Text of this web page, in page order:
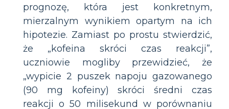
prognozę, która jest konkretnym,
mierzalnym wynikiem opartym na ich
hipotezie. Zamiast po prostu stwierdzić,
że „kofeina skróci czas reakcji”,
uczniowie mogliby przewidzieć, że
„wypicie 2 puszek napoju gazowanego
(90 mg kofeiny) skróci średni czas
reakcji o 50 milisekund w porównaniu